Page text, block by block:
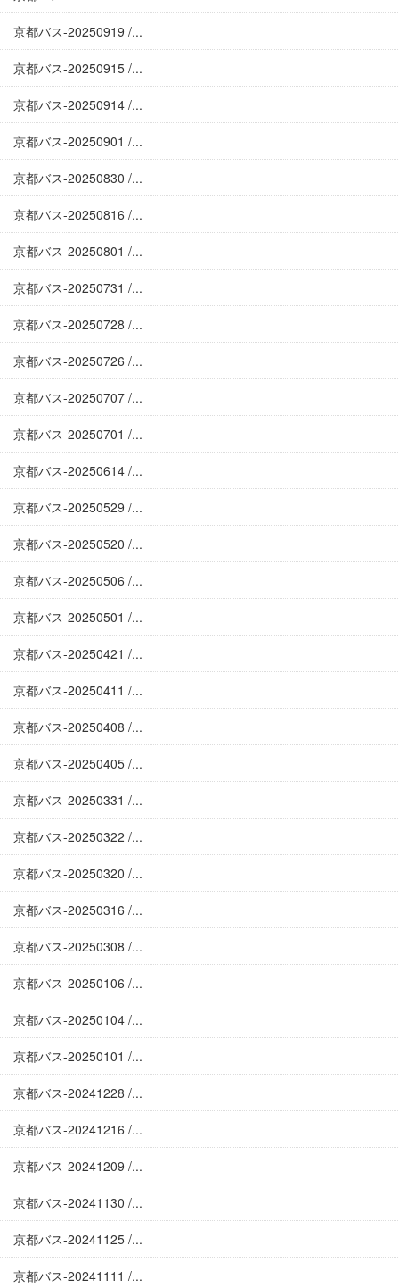
京都バス-20250919 /...
京都バス-20250915 /...
京都バス-20250914 /...
京都バス-20250901 /...
京都バス-20250830 /...
京都バス-20250816 /...
京都バス-20250801 /...
京都バス-20250731 /...
京都バス-20250728 /...
京都バス-20250726 /...
京都バス-20250707 /...
京都バス-20250701 /...
京都バス-20250614 /...
京都バス-20250529 /...
京都バス-20250520 /...
京都バス-20250506 /...
京都バス-20250501 /...
京都バス-20250421 /...
京都バス-20250411 /...
京都バス-20250408 /...
京都バス-20250405 /...
京都バス-20250331 /...
京都バス-20250322 /...
京都バス-20250320 /...
京都バス-20250316 /...
京都バス-20250308 /...
京都バス-20250106 /...
京都バス-20250104 /...
京都バス-20250101 /...
京都バス-20241228 /...
京都バス-20241216 /...
京都バス-20241209 /...
京都バス-20241130 /...
京都バス-20241125 /...
京都バス-20241111 /...